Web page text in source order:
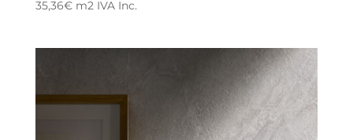
35,36€m2 IVA Inc.
variantes.